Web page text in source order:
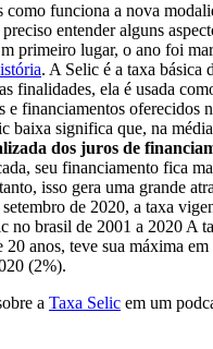
como funciona a nova
entender alguns
primeiro lugar, o ano foi
. A Selic é a taxa básica
finalidades, ela é usada
financiamentos oferecidos
baixa significa que, na
dos juros de
seu financiamento fica
isso gera uma grande
de 2020, a taxa
A
20 anos, teve sua máxima
(2%).
a Taxa Selic em um